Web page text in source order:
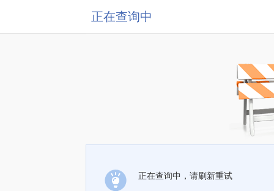
正在查询中
正在查询中，请刷新重试